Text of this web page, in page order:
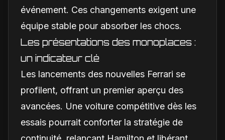
événement. Ces changements exigent une
équipe stable pour absorber les chocs.
Les présentations des monoplaces :
un indicateur clé
Les lancements des nouvelles Ferrari se
profilent, offrant un premier aperçu des
avancées. Une voiture compétitive dès les
essais pourrait conforter la stratégie de